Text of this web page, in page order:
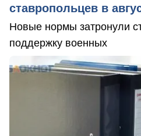
ставропольцев в
Новые нормы затронули
поддержку военных